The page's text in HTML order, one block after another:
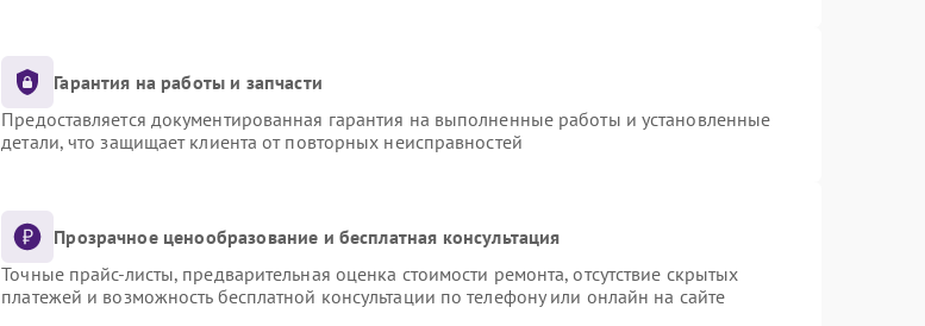
Гарантия на работы и запчасти
Предоставляется документированная гарантия на выполненные работы и установленные
детали, что защищает клиента от повторных неисправностей
Прозрачное ценообразование и бесплатная консультация
Точные прайс-листы, предварительная оценка стоимости ремонта, отсутствие скрытых
платежей и возможность бесплатной консультации по телефону или онлайн на сайте